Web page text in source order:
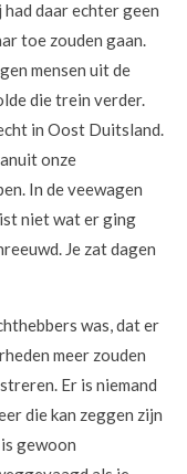
daar echter geen
toe zouden gaan.
mensen uit de
die trein verder.
in Oost Duitsland.
onze
In de veewagen
niet wat er ging
Je zat dagen
was, dat er
meer zouden
Er is niemand
die kan zeggen zijn
gewoon